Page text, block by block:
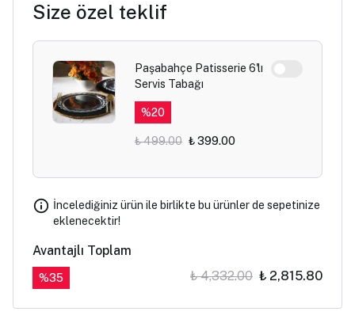
Size özel teklif
Paşabahçe Patisserie 6'lı
Servis Tabağı
%20
₺ 499.00 ₺ 399.00
İncelediğiniz ürün ile birlikte bu ürünler de sepetinize
eklenecektir!
Avantajlı Toplam
%35 ₺ 4,332.00 ₺ 2,815.80